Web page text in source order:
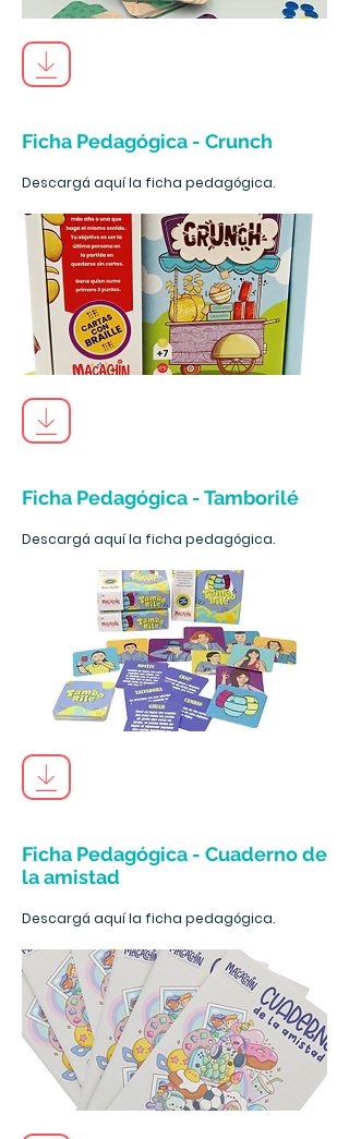
Ficha Pedagógica - Crunch
Descargá aquí la ficha pedagógica.
Ficha Pedagógica - Tamborilé
Descargá aquí la ficha pedagógica.
Ficha Pedagógica - Cuaderno de
la amistad
Descargá aquí la ficha pedagógica.